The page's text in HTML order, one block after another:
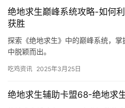
绝地求生巅峰系统攻略-如何
获胜
探索《绝地求生》中的巅峰系统，
中脱颖而出。
吃鸡资讯 2025年3月25日
绝地求生辅助卡盟68-绝地求